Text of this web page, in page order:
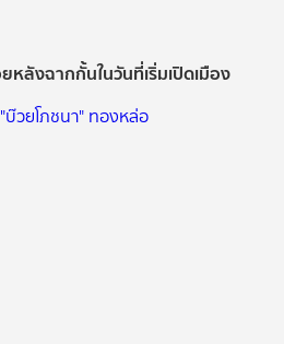
หลังฉากกั้นในวันที่เริ่มเปิดเมือง